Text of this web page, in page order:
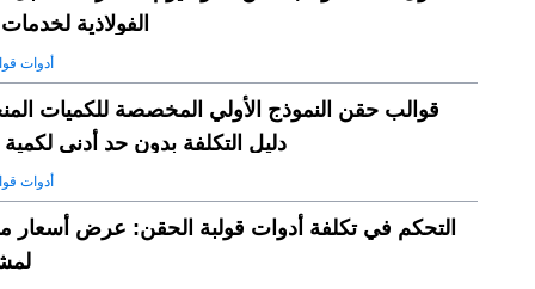
الفولاذية
أدوات
قوالب حقن النموذج الأولي المخصصة للكميات
دليل التكلفة بدون حد أدنى
أدوات
التحكم في تكلفة أدوات قولبة الحقن: عرض